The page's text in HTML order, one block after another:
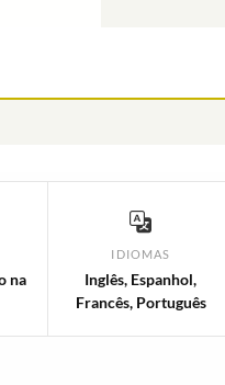
na
IDIOMAS
Inglês, Espanhol,
Francês, Português